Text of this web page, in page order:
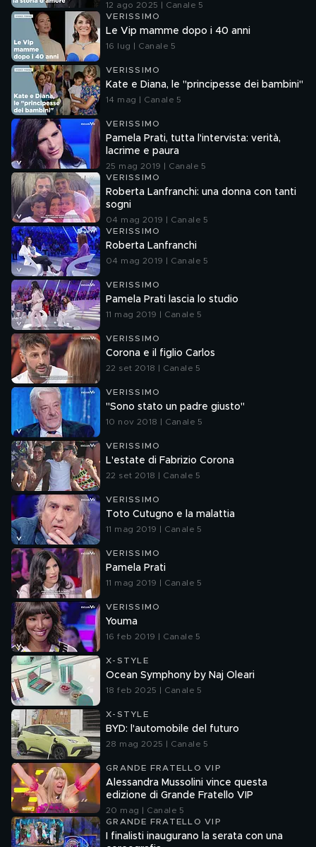
12 ago 2025 | Canale 5
VERISSIMO
Le Vip mamme dopo i 40 anni
16 lug | Canale 5
VERISSIMO
Kate e Diana, le "principesse dei bambini"
14 mag | Canale 5
VERISSIMO
Pamela Prati, tutta l'intervista: verità,
lacrime e paura
25 mag 2019 | Canale 5
VERISSIMO
Roberta Lanfranchi: una donna con tanti
sogni
04 mag 2019 | Canale 5
VERISSIMO
Roberta Lanfranchi
04 mag 2019 | Canale 5
VERISSIMO
Pamela Prati lascia lo studio
11 mag 2019 | Canale 5
VERISSIMO
Corona e il figlio Carlos
22 set 2018 | Canale 5
VERISSIMO
"Sono stato un padre giusto"
10 nov 2018 | Canale 5
VERISSIMO
L'estate di Fabrizio Corona
22 set 2018 | Canale 5
VERISSIMO
Toto Cutugno e la malattia
11 mag 2019 | Canale 5
VERISSIMO
Pamela Prati
11 mag 2019 | Canale 5
VERISSIMO
Youma
16 feb 2019 | Canale 5
X-STYLE
Ocean Symphony by Naj Oleari
18 feb 2025 | Canale 5
X-STYLE
BYD: l'automobile del futuro
28 mag 2025 | Canale 5
GRANDE FRATELLO VIP
Alessandra Mussolini vince questa
edizione di Grande Fratello VIP
20 mag | Canale 5
GRANDE FRATELLO VIP
I finalisti inaugurano la serata con una